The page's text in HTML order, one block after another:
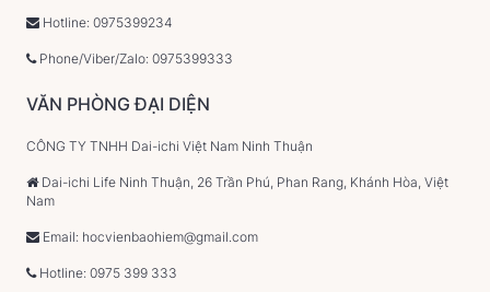
Hotline: 0975399234
Phone/Viber/Zalo: 0975399333
VĂN PHÒNG ĐẠI DIỆN
CÔNG TY TNHH Dai-ichi Việt Nam Ninh Thuận
Dai-ichi Life Ninh Thuận, 26 Trần Phú, Phan Rang, Khánh Hòa, Việt
Nam
Email: hocvienbaohiem@gmail.com
Hotline: 0975 399 333